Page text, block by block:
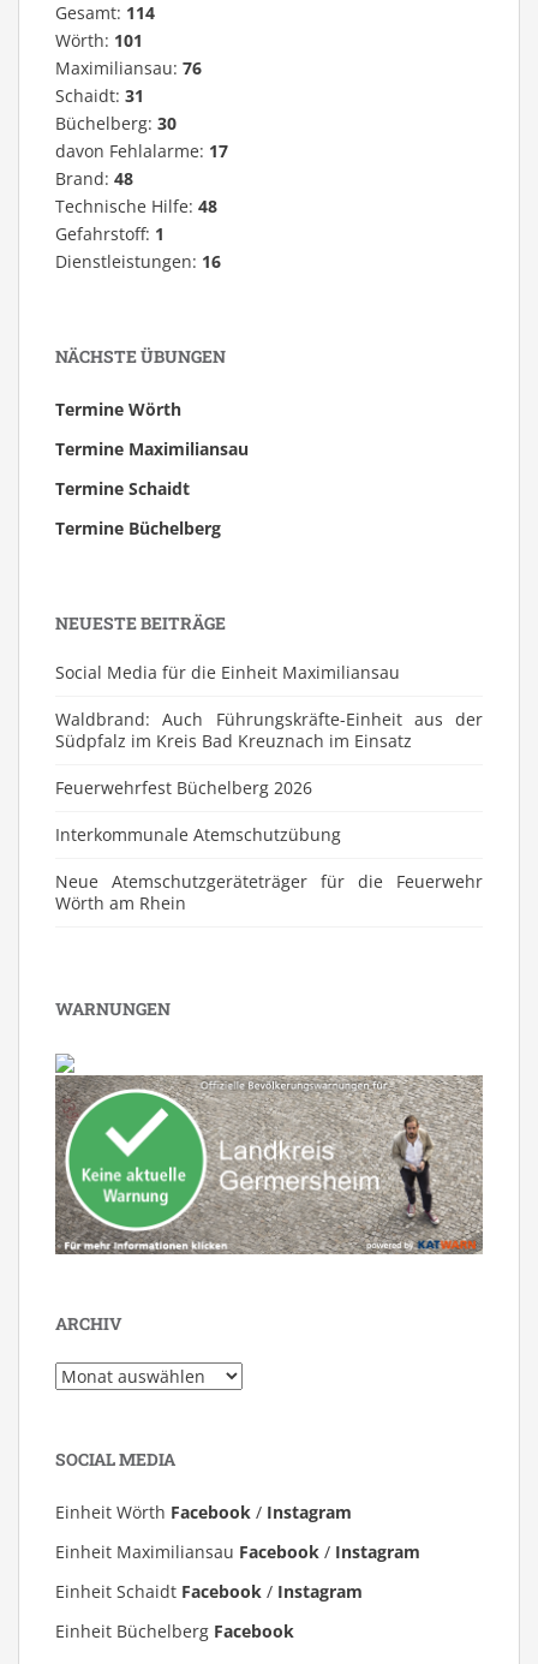
Gesamt: 114
Wörth: 101
Maximiliansau: 76
Schaidt: 31
Büchelberg: 30
davon Fehlalarme: 17
Brand: 48
Technische Hilfe: 48
Gefahrstoff: 1
Dienstleistungen: 16
NÄCHSTE ÜBUNGEN
Termine Wörth
Termine Maximiliansau
Termine Schaidt
Termine Büchelberg
NEUESTE BEITRÄGE
Social Media für die Einheit Maximiliansau
Waldbrand: Auch Führungskräfte-Einheit aus der
Südpfalz im Kreis Bad Kreuznach im Einsatz
Feuerwehrfest Büchelberg 2026
⁠Interkommunale Atemschutzübung
Neue Atemschutzgeräteträger für die Feuerwehr
Wörth am Rhein
WARNUNGEN
ARCHIV
Archiv
SOCIAL MEDIA
Einheit Wörth Facebook / Instagram
Einheit Maximiliansau Facebook / Instagram
Einheit Schaidt Facebook / Instagram
Einheit Büchelberg Facebook